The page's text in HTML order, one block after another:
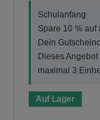
Schulanfang
Spare 10 % auf
Dein
Dieses
maximal 3
Auf Lager